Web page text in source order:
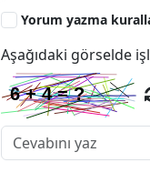
Yorum yazma
Aşağıdaki görselde